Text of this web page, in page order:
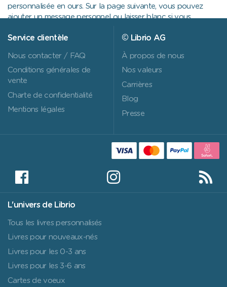
personnalisée en ours. Sur la page suivante, vous pouvez
ajouter un message personnel ou laisser blanc si vous
Service clientèle
Nous contacter / FAQ
Conditions générales de
vente
Charte de confidentialité
Mentions légales
© Librio AG
À propos de nous
Nos valeurs
Carrières
Blog
Presse
L'univers de Librio
Tous les livres personnalisés
Livres pour nouveaux-nés
Livres pour les 0-3 ans
Livres pour les 3-6 ans
Cartes de voeux